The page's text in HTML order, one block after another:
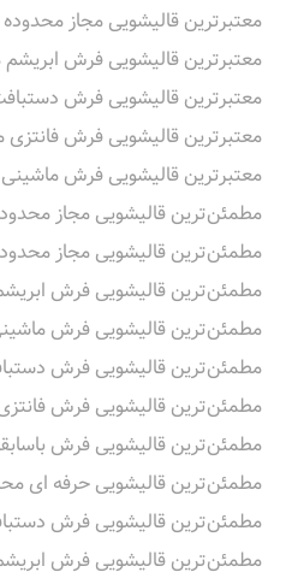
معتبرترین قالیشویی مجاز
معتبرترین قالیشویی فرش
معتبرترین قالیشویی فرش
معتبرترین قالیشویی فرش
معتبرترین قالیشویی فرش
مطمئن‌ترین قالیشویی مجاز
مطمئن‌ترین قالیشویی مجاز
مطمئن‌ترین قالیشویی فرش
مطمئن‌ترین قالیشویی فرش
مطمئن‌ترین قالیشویی فرش
مطمئن‌ترین قالیشویی فرش
مطمئن‌ترین قالیشویی فرش
مطمئن‌ترین قالیشویی حرفه ای
مطمئن‌ترین قالیشویی فرش
مطمئن‌ترین قالیشویی فرش